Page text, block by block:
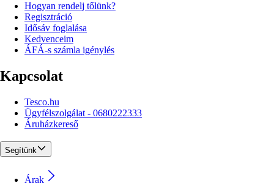
Hogyan rendelj tőlünk?
Regisztráció
Idősáv foglalása
Kedvenceim
ÁFÁ-s számla igénylés
Kapcsolat
Tesco.hu
Ügyfélszolgálat - 0680222333
Áruházkereső
Segítünk
Árak